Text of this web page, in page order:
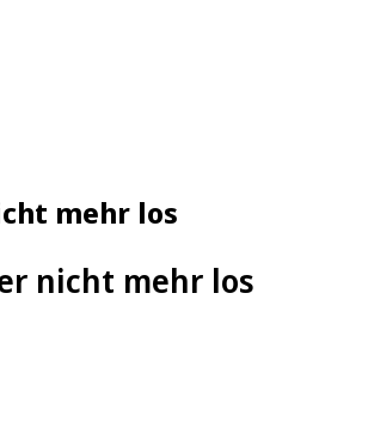
mehr los
nicht mehr los